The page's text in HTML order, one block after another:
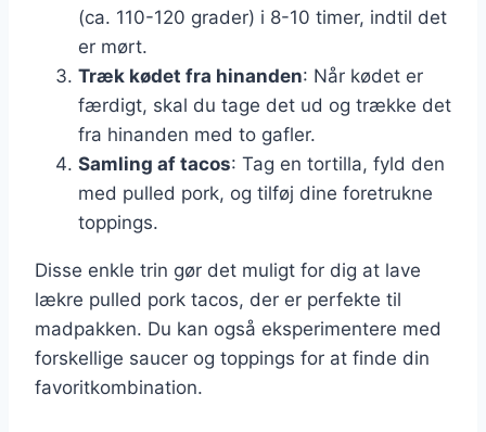
(ca. 110-120 grader) i 8-10 timer, indtil det
er mørt.
Træk kødet fra hinanden: Når kødet er
færdigt, skal du tage det ud og trække det
fra hinanden med to gafler.
Samling af tacos: Tag en tortilla, fyld den
med pulled pork, og tilføj dine foretrukne
toppings.
Disse enkle trin gør det muligt for dig at lave
lækre pulled pork tacos, der er perfekte til
madpakken. Du kan også eksperimentere med
forskellige saucer og toppings for at finde din
favoritkombination.